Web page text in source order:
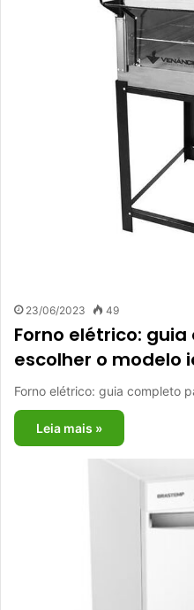
23/06/2023 49
Forno elétrico:
escolher o modelo
Forno elétrico: guia completo
Leia mais »